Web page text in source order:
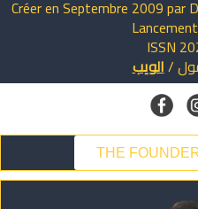
Créer en Septembre 2009 par
ISSN
/الويب